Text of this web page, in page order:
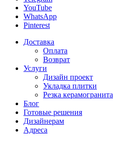
YouTube
WhatsApp
Pinterest
Доставка
Оплата
Возврат
Услуги
Дизайн проект
Укладка плитки
Резка керамогранита
Блог
Готовые решения
Дизайнерам
Адреса